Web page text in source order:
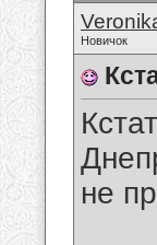
Новичок
не